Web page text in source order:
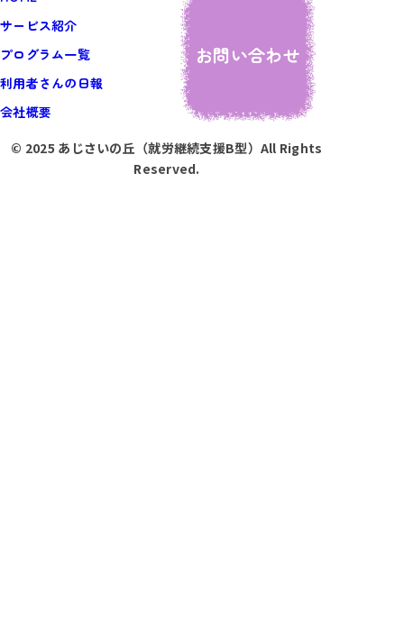
サービス紹介
プログラム一覧
利用者さんの日報
会社概要
お問い合わせ
© 2025 あじさいの丘（就労継続支援B型）All Rights
Reserved.